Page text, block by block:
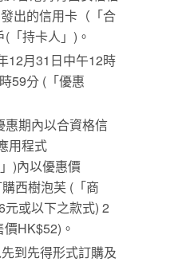
出的信用卡（「合
「持卡人」)。
12月31日中午12時
59分 (「優惠
惠期內以合資格信
用程式
)內以優惠價
西樹泡芙 (「商
元或以下之款式) 2
HK$52)。
到先得形式訂購及